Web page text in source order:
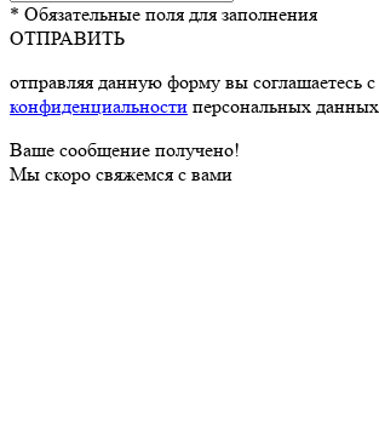
* Обязательные поля для заполнения
ОТПРАВИТЬ
отправляя данную форму вы соглашаетесь с
конфиденциальности персональных данных
Ваше сообщение получено!
Мы скоро свяжемся с вами